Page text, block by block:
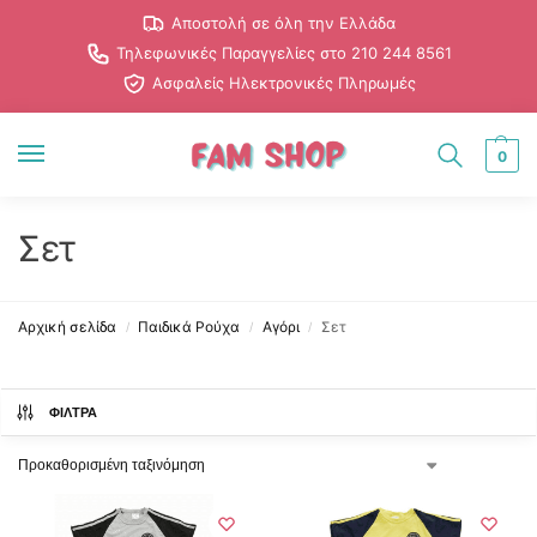
Αποστολή σε όλη την Ελλάδα
Τηλεφωνικές Παραγγελίες στο 210 244 8561
Ασφαλείς Ηλεκτρονικές Πληρωμές
0
Σετ
Αρχική σελίδα / Παιδικά Ρούχα / Αγόρι / Σετ
ΦΊΛΤΡΑ